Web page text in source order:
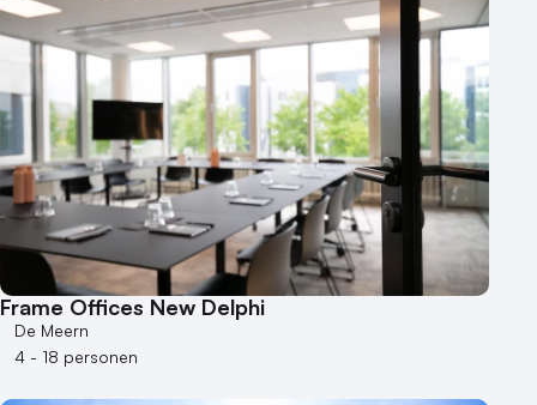
Frame Offices New Delphi
De Meern
4 - 18 personen